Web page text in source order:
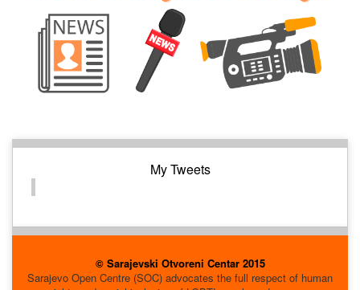
My Tweets
© Sarajevski Otvoreni Centar 2015
Sarajevo Open Centre (SOC) advocates the full respect of human